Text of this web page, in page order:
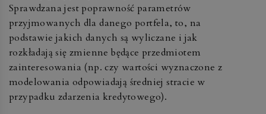
Sprawdzana jest poprawność parametrów
przyjmowanych dla danego portfela, to, na
podstawie jakich danych są wyliczane i jak
rozkładają się zmienne będące przedmiotem
zainteresowania (np. czy wartości wyznaczone z
modelowania odpowiadają średniej stracie w
przypadku zdarzenia kredytowego).